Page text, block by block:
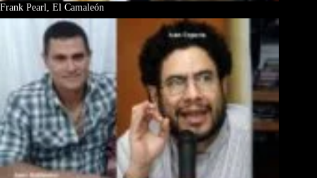
Frank Pearl, El Camaleón